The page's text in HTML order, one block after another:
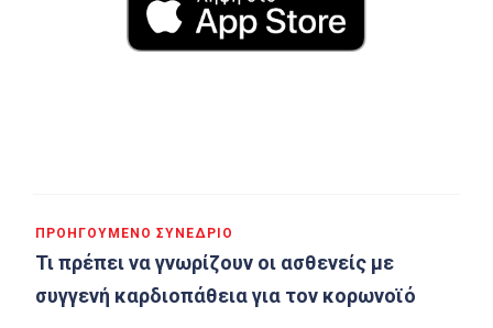
άρθρων
ΠΡΟΗΓΟΎΜΕΝΟ ΣΥΝΈΔΡΙΟ
Τι πρέπει να γνωρίζουν οι ασθενείς με
συγγενή καρδιοπάθεια για τον κορωνοϊό